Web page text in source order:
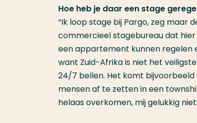
Hoe heb je daar een stage
“Ik loop stage bij Pargo, zeg maar
commercieel stagebureau dat hier
een appartement kunnen regelen
want Zuid-Afrika is niet het
24/7 bellen. Het komt
mensen af te zetten in een
helaas overkomen, mij gelukkig